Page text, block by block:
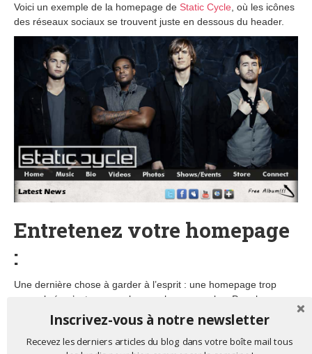
Voici un exemple de la homepage de Static Cycle , où les icônes
des réseaux sociaux se trouvent juste en dessous du header.
Entretenez votre homepage
:
Une dernière chose à garder à l’esprit : une homepage trop
encombrée n’est pas une bonne chose non plus. Pour la
plupart, vous allez vouloir vous en tenir à ces six éléments et les
utiliser pour diriger les gens vers les autres sections de votre
site de la manière la plus efficace. Par contre, si les gens ont
Inscrivez-vous à notre newsletter
Recevez les derniers articles du blog dans votre boîte mail tous